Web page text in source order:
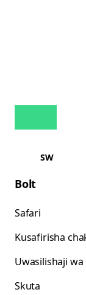
SW
Bolt
Safari
Kusafirisha
Uwasilishaji
Skuta